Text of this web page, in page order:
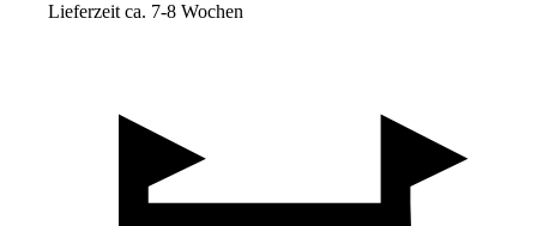
Lieferzeit ca. 7-8 Wochen